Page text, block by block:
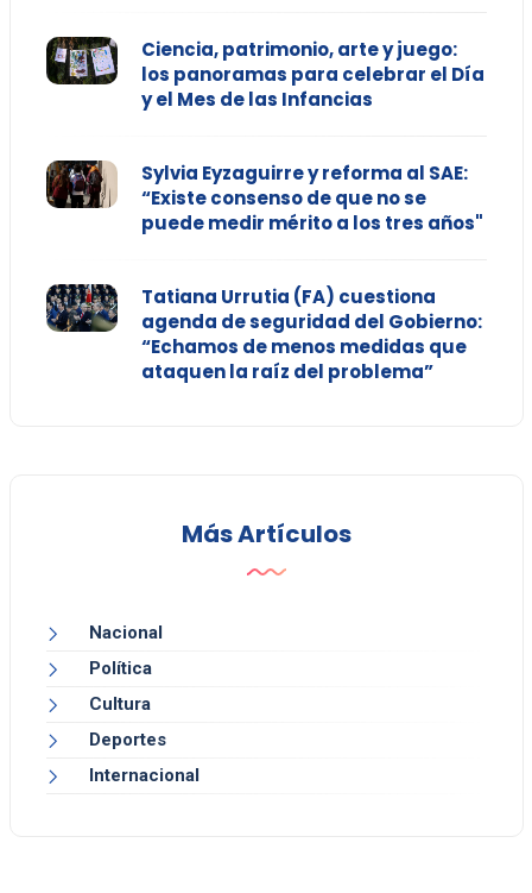
Ciencia, patrimonio, arte y juego:
los panoramas para celebrar el Día
y el Mes de las Infancias
Sylvia Eyzaguirre y reforma al SAE:
“Existe consenso de que no se
puede medir mérito a los tres años"
Tatiana Urrutia (FA) cuestiona
agenda de seguridad del Gobierno:
“Echamos de menos medidas que
ataquen la raíz del problema”
Más Artículos
Nacional
Política
Cultura
Deportes
Internacional